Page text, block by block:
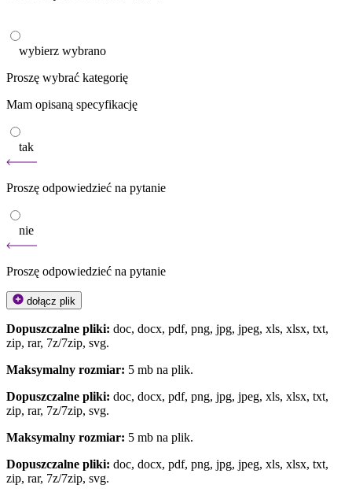
wybierz wybrano
Proszę wybrać kategorię
Mam opisaną specyfikację
tak
Proszę odpowiedzieć na pytanie
nie
Proszę odpowiedzieć na pytanie
dołącz plik
Dopuszczalne pliki: doc, docx, pdf, png, jpg, jpeg, xls, xlsx, txt,
zip, rar, 7z/7zip, svg.
Maksymalny rozmiar: 5 mb na plik.
Dopuszczalne pliki: doc, docx, pdf, png, jpg, jpeg, xls, xlsx, txt,
zip, rar, 7z/7zip, svg.
Maksymalny rozmiar: 5 mb na plik.
Dopuszczalne pliki: doc, docx, pdf, png, jpg, jpeg, xls, xlsx, txt,
zip, rar, 7z/7zip, svg.